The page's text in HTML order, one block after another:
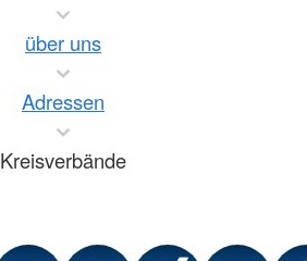
über uns
Adressen
Kreisverbände